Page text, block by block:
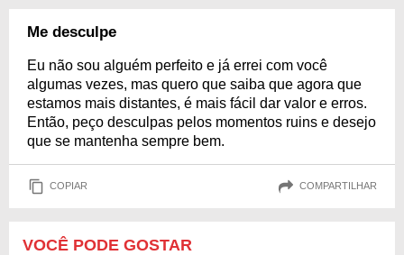
Me desculpe
Eu não sou alguém perfeito e já errei com você
algumas vezes, mas quero que saiba que agora que
estamos mais distantes, é mais fácil dar valor e erros.
Então, peço desculpas pelos momentos ruins e desejo
que se mantenha sempre bem.
COPIAR COMPARTILHAR
VOCÊ PODE GOSTAR